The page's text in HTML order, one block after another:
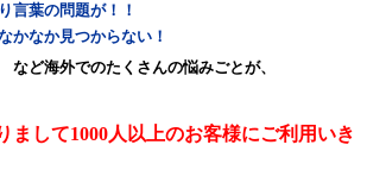
言葉の問題が！！
かなか見つからない！
など海外でのたくさんの悩みごとが、
まして1000人以上のお客様にご利用い